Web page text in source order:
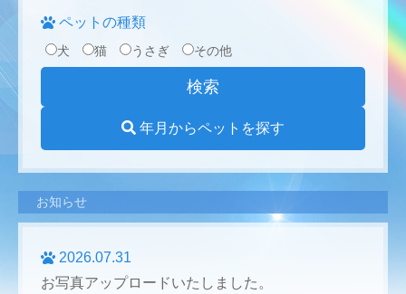
ペットの種類
犬 猫 うさぎ その他
年月からペットを探す
お知らせ
2026.07.31
お写真アップロードいたしました。